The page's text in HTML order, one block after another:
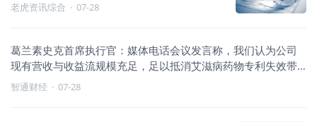
老虎资讯综合 · 07-28
葛兰素史克首席执行官：媒体电话会议发言称，我们认为公司
现有营收与收益流规模充足，足以抵消艾滋病药物专利失效带
来的损失。
智通财经 · 07-28